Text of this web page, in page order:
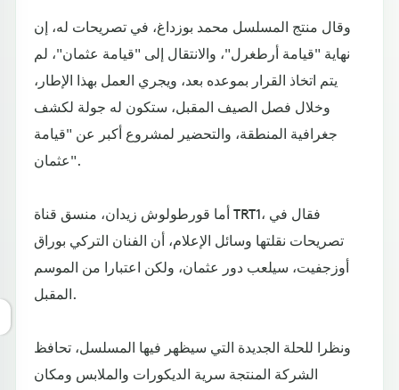
وقال منتج المسلسل محمد بوزداغ، في تصريحات له، إن
نهاية "قيامة أرطغرل"، والانتقال إلى "قيامة عثمان"، لم
يتم اتخاذ القرار بموعده بعد، ويجري العمل بهذا الإطار،
وخلال فصل الصيف المقبل، ستكون له جولة لكشف
جغرافية المنطقة، والتحضير لمشروع أكبر عن "قيامة
عثمان".
أما قورطولوش زيدان، منسق قناة TRT1، فقال في
تصريحات نقلتها وسائل الإعلام، أن الفنان التركي بوراق
أوزجفيت، سيلعب دور عثمان، ولكن اعتبارا من الموسم
المقبل.
ونظرا للحلة الجديدة التي سيظهر فيها المسلسل، تحافظ
الشركة المنتجة سرية الديكورات والملابس ومكان